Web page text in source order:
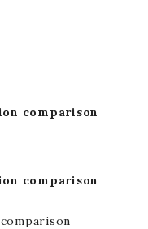
comparison
comparison